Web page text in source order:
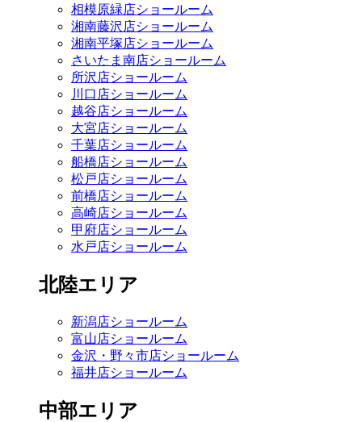
相模原緑店ショールーム
湘南藤沢店ショールーム
湘南平塚店ショールーム
さいたま南店ショールーム
所沢店ショールーム
川口店ショールーム
越谷店ショールーム
大宮店ショールーム
千葉店ショールーム
船橋店ショールーム
松戸店ショールーム
前橋店ショールーム
高崎店ショールーム
甲府店ショールーム
水戸店ショールーム
北陸エリア
新潟店ショールーム
富山店ショールーム
金沢・野々市店ショールーム
福井店ショールーム
中部エリア